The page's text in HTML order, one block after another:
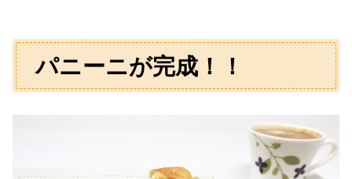
パニーニが完成！！